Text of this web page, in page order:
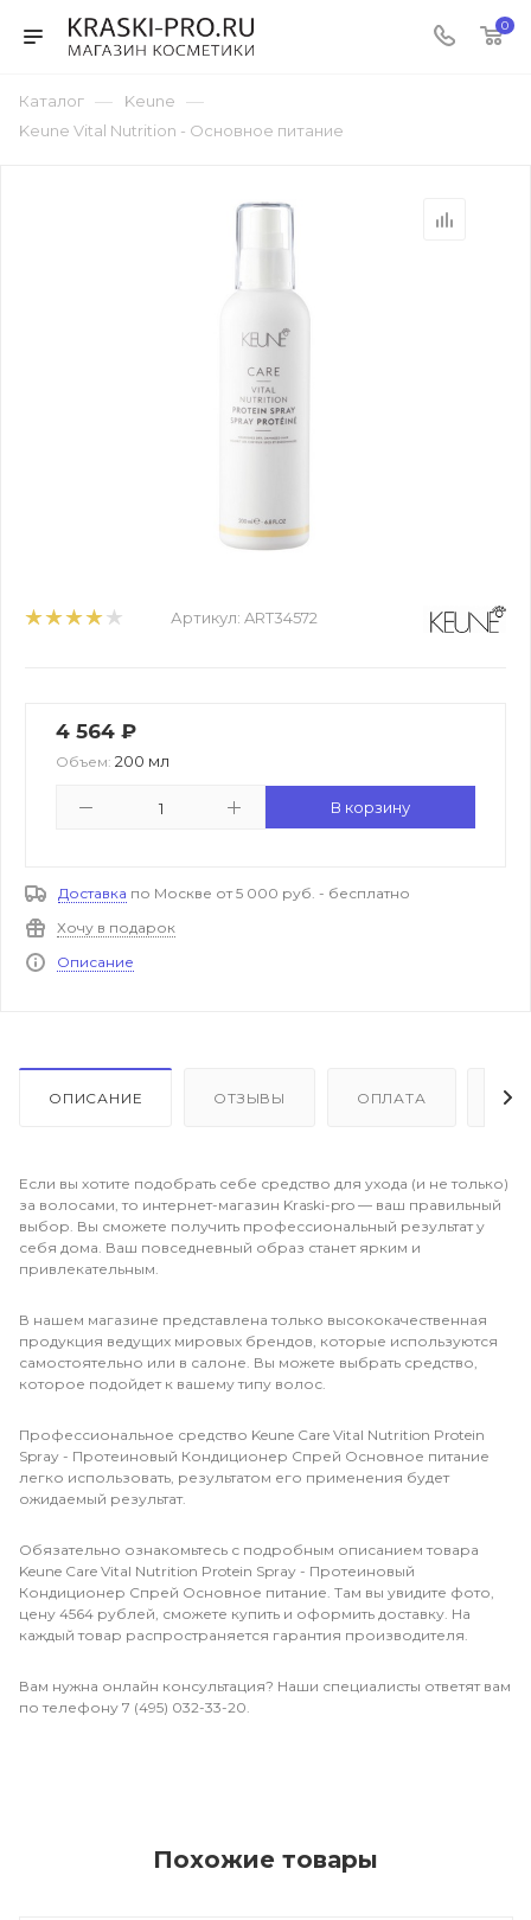
0
Каталог — Keune —
Keune Vital Nutrition - Основное питание
Артикул: ART34572
4 564 ₽
Объем: 200 мл
В корзину
Доставка по Москве от 5 000 руб. - бесплатно
Хочу в подарок
Описание
ОПИСАНИЕ ОТЗЫВЫ ОПЛАТА
Если вы хотите подобрать себе средство для ухода (и не только)
за волосами, то интернет-магазин Kraski-pro — ваш правильный
выбор. Вы сможете получить профессиональный результат у
себя дома. Ваш повседневный образ станет ярким и
привлекательным.
В нашем магазине представлена только высококачественная
продукция ведущих мировых брендов, которые используются
самостоятельно или в салоне. Вы можете выбрать средство,
которое подойдет к вашему типу волос.
Профессиональное средство Keune Care Vital Nutrition Protein
Spray - Протеиновый Кондиционер Спрей Основное питание
легко использовать, результатом его применения будет
ожидаемый результат.
Обязательно ознакомьтесь с подробным описанием товара
Keune Care Vital Nutrition Protein Spray - Протеиновый
Кондиционер Спрей Основное питание. Там вы увидите фото,
цену 4564 рублей, сможете купить и оформить доставку. На
каждый товар распространяется гарантия производителя.
Вам нужна онлайн консультация? Наши специалисты ответят вам
по телефону 7 (495) 032-33-20.
Похожие товары